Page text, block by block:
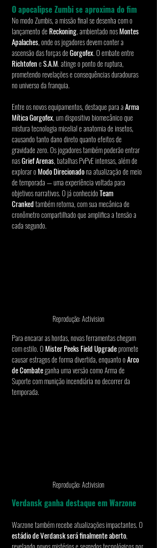
O apocalipse Zumbi se aproxima do fim
No modo Zumbis, a missão final se desenha com o
lançamento de Reckoning, ambientado nos Montes
Apalaches, onde os jogadores devem conter a
ascensão das forças de Gorgofex. O embate entre
Richtofen e S.A.M. atinge o ponto de ruptura,
prometendo revelações e consequências duradouras
no universo da franquia.
Entre os novos equipamentos, destaque para a Arma
Mítica Gorgofex, um dispositivo biomecânico que
mistura tecnologia micelial e anatomia de insetos,
causando tanto dano direto quanto efeitos de
gravidade zero. Os jogadores também poderão entrar
nas Grief Arenas, batalhas PvPvE intensas, além de
explorar o Modo Direcionado na atualização de meio
de temporada — uma experiência voltada para
objetivos narrativos. O já conhecido Team
Cranked também retorna, com sua mecânica de
cronômetro compartilhado que amplifica a tensão a
cada segundo.
Reprodução: Activision
Para encarar as hordas, novas ferramentas chegam
com estilo. O Mister Peeks Field Upgrade promete
causar estragos de forma divertida, enquanto o Arco
de Combate ganha uma versão como Arma de
Suporte com munição incendiária no decorrer da
temporada.
Reprodução: Activision
Verdansk ganha destaque em Warzone
Warzone também recebe atualizações impactantes. O
estádio de Verdansk será finalmente aberto,